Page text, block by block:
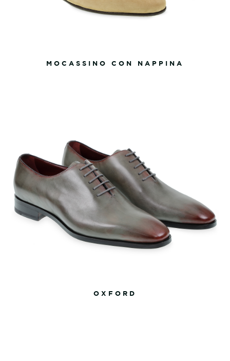
MOCASSINO CON NAPPINA
OXFORD